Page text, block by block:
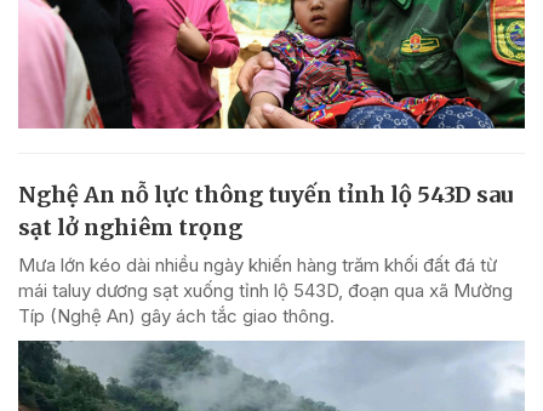
Nghệ An nỗ lực thông tuyến tỉnh lộ 543D sau
sạt lở nghiêm trọng
Mưa lớn kéo dài nhiều ngày khiến hàng trăm khối đất đá từ
mái taluy dương sạt xuống tỉnh lộ 543D, đoạn qua xã Mường
Típ (Nghệ An) gây ách tắc giao thông.